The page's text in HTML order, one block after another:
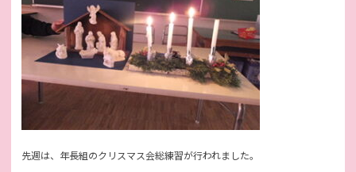
先週は、年長組のクリスマス会総練習が行われました。